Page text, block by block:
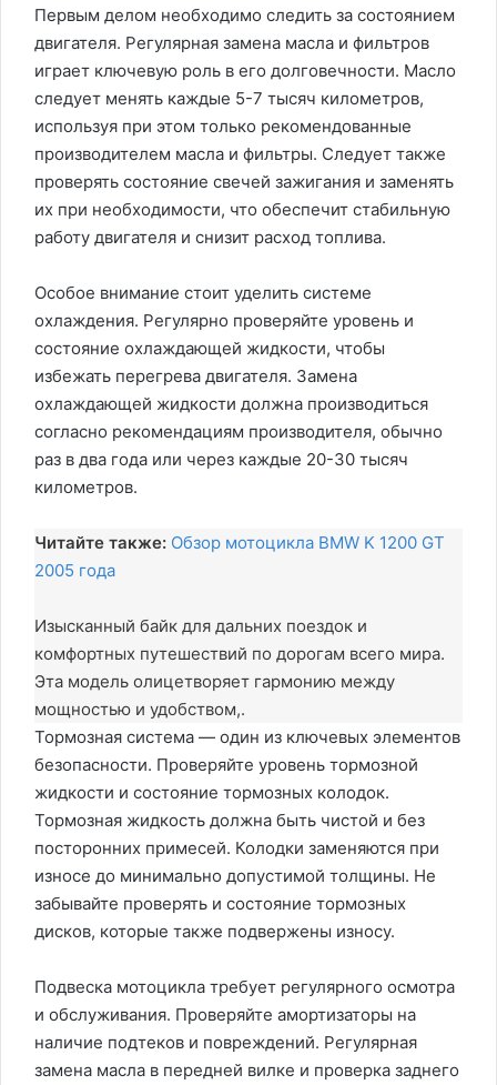
Первым делом необходимо следить за состоянием
двигателя. Регулярная замена масла и фильтров
играет ключевую роль в его долговечности. Масло
следует менять каждые 5-7 тысяч километров,
используя при этом только рекомендованные
производителем масла и фильтры. Следует также
проверять состояние свечей зажигания и заменять
их при необходимости, что обеспечит стабильную
работу двигателя и снизит расход топлива.
Особое внимание стоит уделить системе
охлаждения. Регулярно проверяйте уровень и
состояние охлаждающей жидкости, чтобы
избежать перегрева двигателя. Замена
охлаждающей жидкости должна производиться
согласно рекомендациям производителя, обычно
раз в два года или через каждые 20-30 тысяч
километров.
Читайте также: Обзор мотоцикла BMW K 1200 GT
2005 года
Изысканный байк для дальних поездок и
комфортных путешествий по дорогам всего мира.
Эта модель олицетворяет гармонию между
мощностью и удобством,.
Тормозная система — один из ключевых элементов
безопасности. Проверяйте уровень тормозной
жидкости и состояние тормозных колодок.
Тормозная жидкость должна быть чистой и без
посторонних примесей. Колодки заменяются при
износе до минимально допустимой толщины. Не
забывайте проверять и состояние тормозных
дисков, которые также подвержены износу.
Подвеска мотоцикла требует регулярного осмотра
и обслуживания. Проверяйте амортизаторы на
наличие подтеков и повреждений. Регулярная
замена масла в передней вилке и проверка заднего